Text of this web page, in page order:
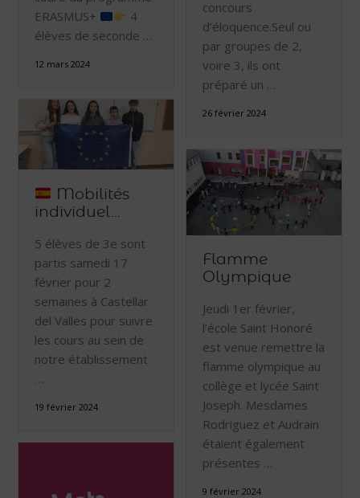
ERASMUS+
4
élèves de seconde …
12 mars 2024
concours
d’éloquence.Seul ou
par groupes de 2,
voire 3, ils ont
préparé un …
26 février 2024
Mobilités
individuel...
5 élèves de 3e sont
partis samedi 17
février pour 2
semaines à Castellar
del Valles pour suivre
les cours au sein de
notre établissement
…
19 février 2024
Flamme
Olympique
Jeudi 1er février,
l’école Saint Honoré
est venue remettre la
flamme olympique au
collège et lycée Saint
Joseph. Mesdames
Rodriguez et Audrain
étaient également
présentes …
9 février 2024